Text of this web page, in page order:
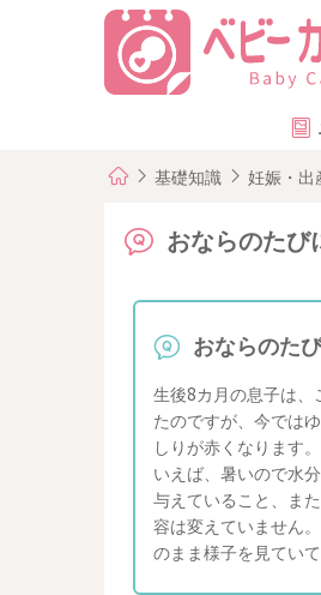
基礎知識 妊娠・出
おならのたび
おならのた
生後8カ月の息子は、
たのですが、今では
しりが赤くなります
いえば、暑いので水
与えていること、ま
容は変えていません
のまま様子を見てい